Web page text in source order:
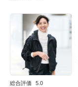
総合評価 5.0